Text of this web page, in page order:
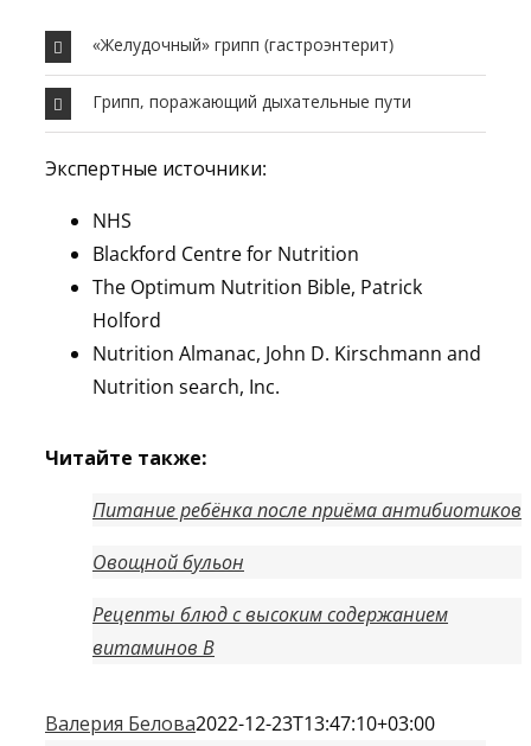
«Желудочный» грипп (гастроэнтерит)
Грипп, поражающий дыхательные пути
Экспертные источники:
NHS
Blackford Centre for Nutrition
The Optimum Nutrition Bible, Patrick
Holford
Nutrition Almanac, John D. Kirschmann and
Nutrition search, Inc.
Читайте также:
Питание ребёнка после приёма антибиотиков
Овощной бульон
Рецепты блюд с высоким содержанием
витаминов B
Валерия Белова2022-12-23T13:47:10+03:00